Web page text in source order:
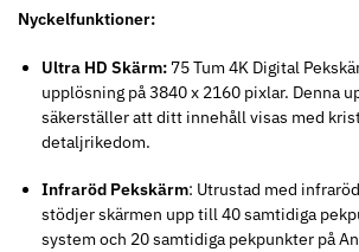
Nyckelfunktioner:
Ultra HD Skärm: 75 Tum 4K Digital
upplösning på 3840 x 2160 pixlar. Denna
säkerställer att ditt innehåll visas med
detaljrikedom.
Infraröd Pekskärm: Utrustad med
stödjer skärmen upp till 40 samtidiga
system och 20 samtidiga pekpunkter på